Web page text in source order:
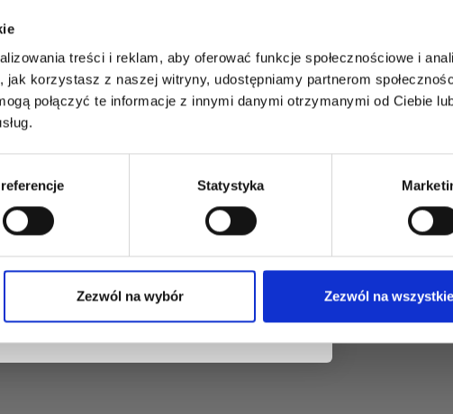
treści i reklam, aby oferować funkcje społecznościowe i
korzystasz z naszej witryny, udostępniamy partnerom
połączyć te informacje z innymi danymi otrzymanymi od Ciebie
Statystyka
Zezwól na wybór Zezwól na wszystkie
nawet do 50%
się częścią naszej społeczności
włóczek i uzyskaj wyłączny
do inspirujących wzorów na druty i
Tak, zapisz mnie!
Nie, dziękuję